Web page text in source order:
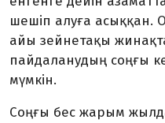
шешіп алуға
айы зейнетақы
пайдаланудың соңғы
мүмкін.
Соңғы бес жарым